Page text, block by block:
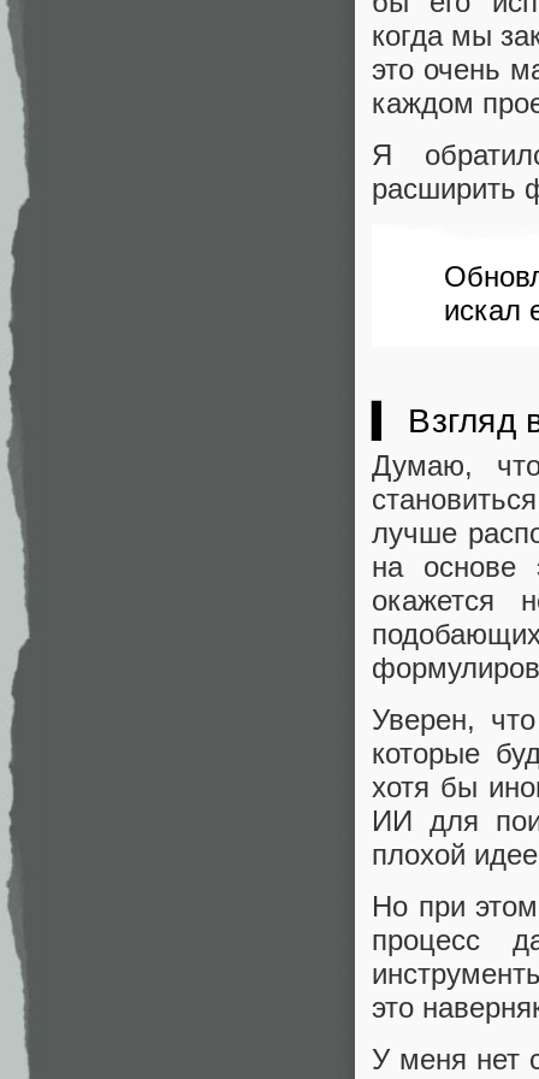
когда мы
это очень
каждом
Я
расширить
искал
▍ Взгляд
Думаю,
лучше
на основе
окажется
Уверен,
которые
хотя бы
ИИ для
плохой
Но при
процесс
это
У меня нет